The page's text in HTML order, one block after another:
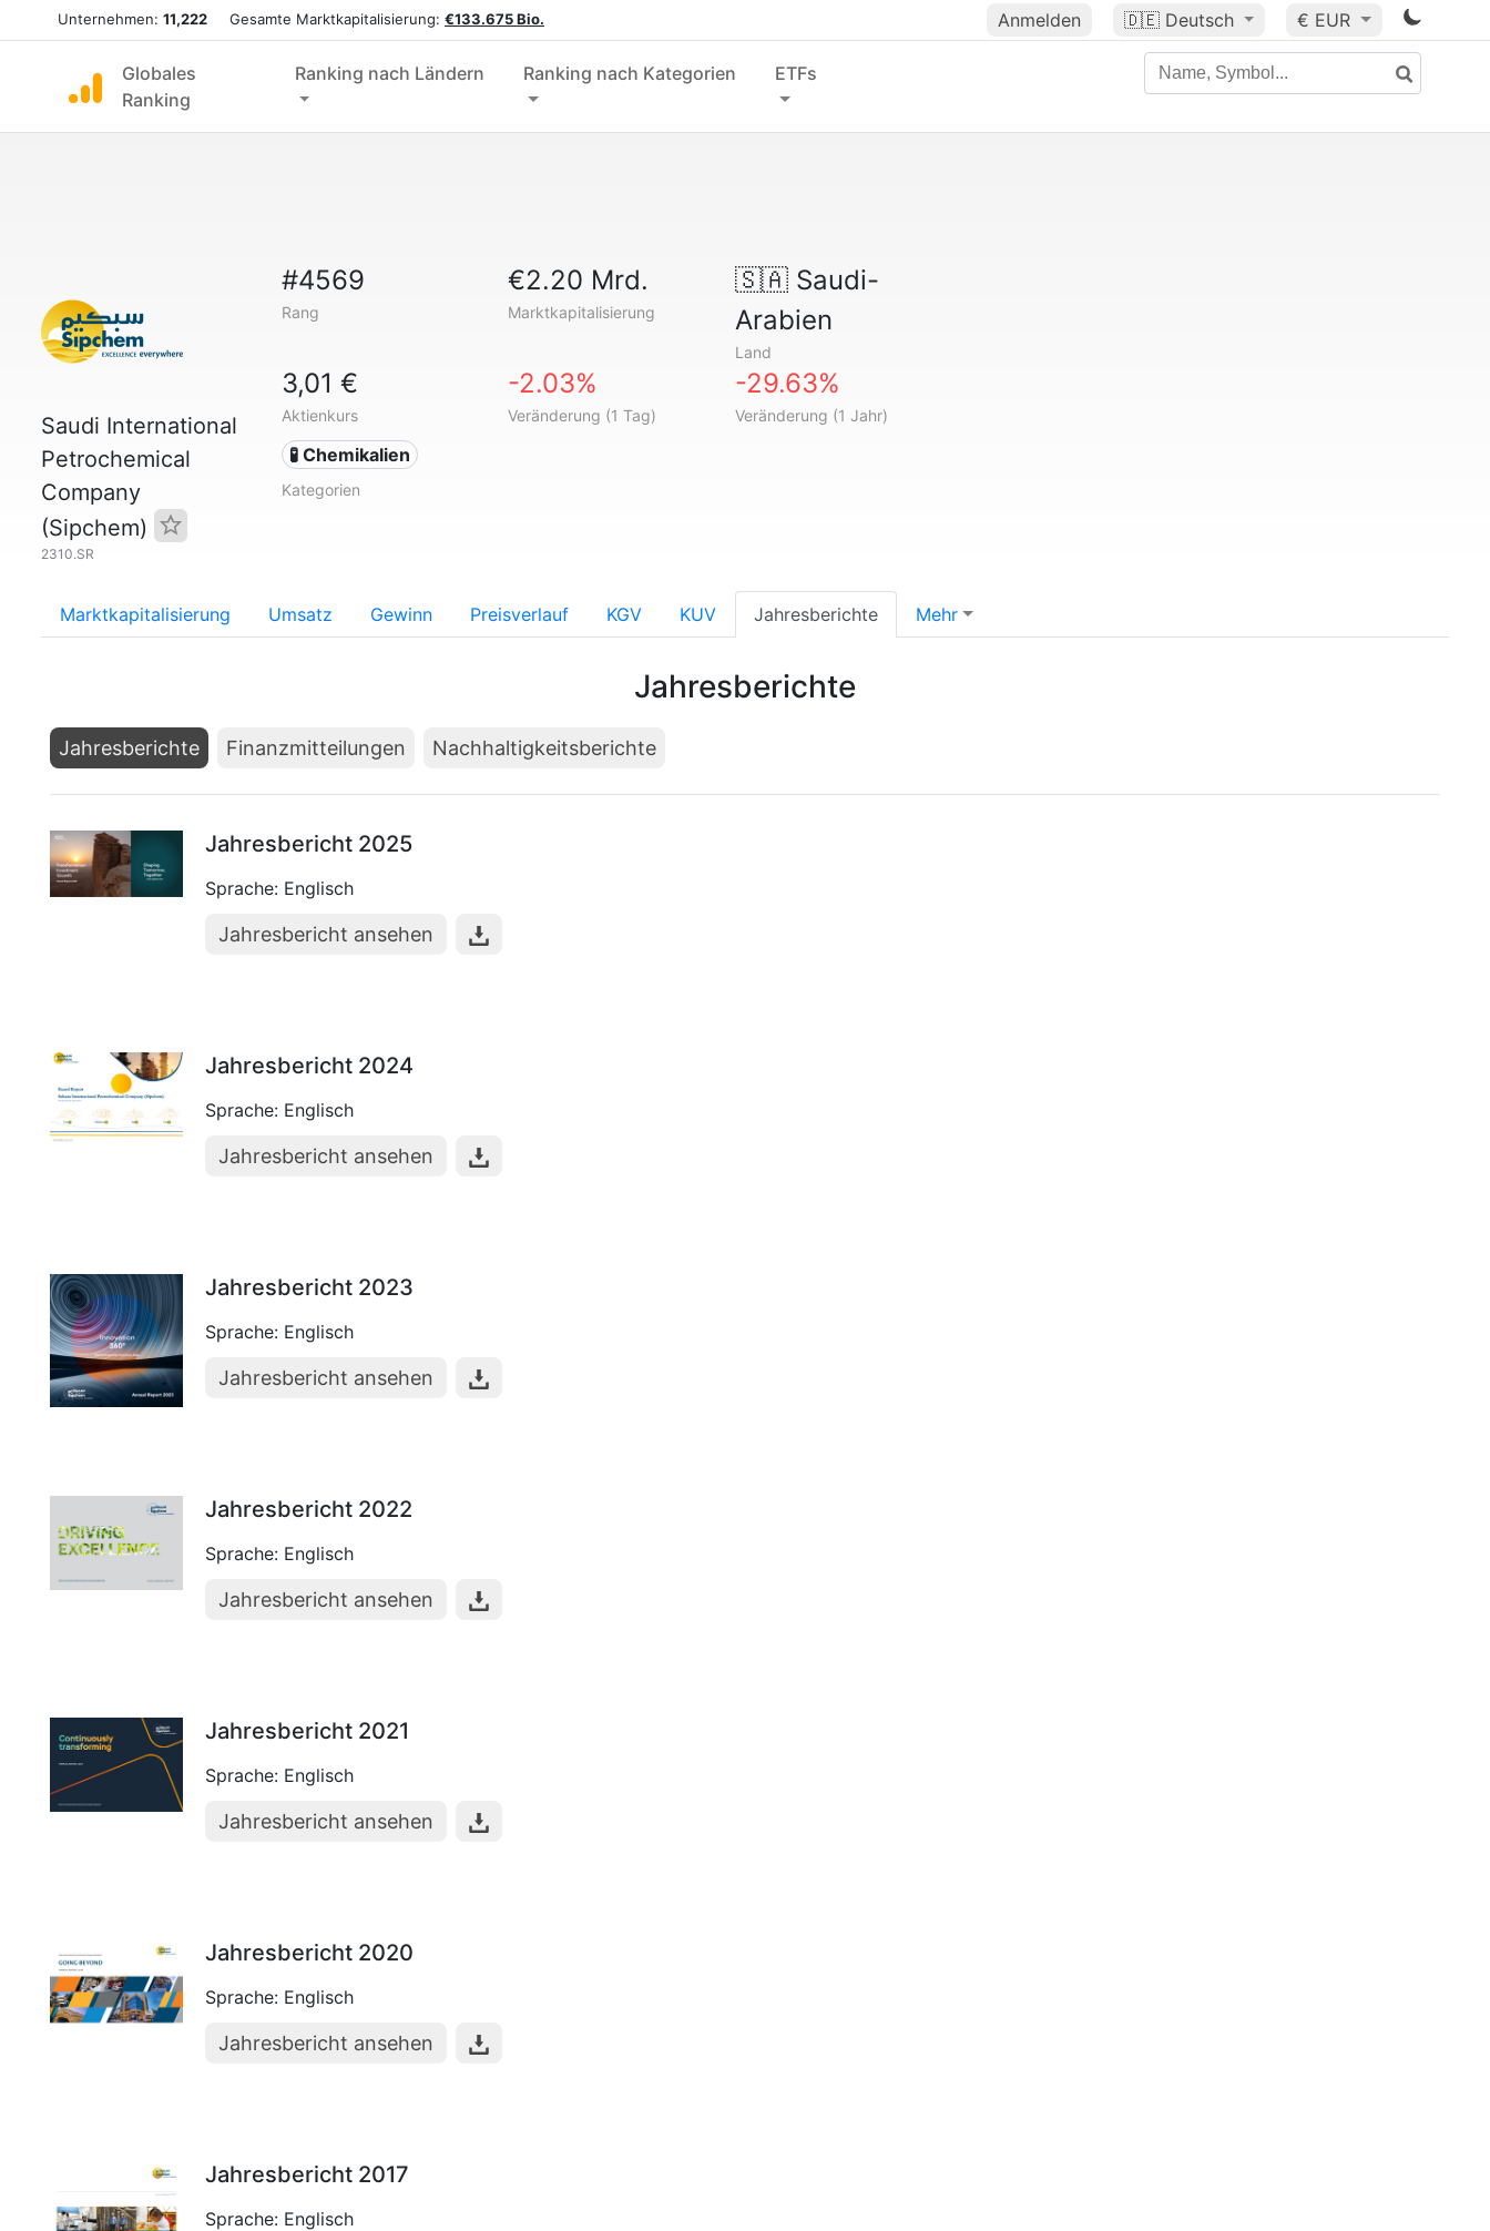
Unternehmen: 11,222 Gesamte Marktkapitalisierung: €133.675 Bio. Anmelden 🇩🇪 Deutsch € EUR
Globales
Ranking
Ranking nach Ländern Ranking nach Kategorien ETFs
Saudi International
Petrochemical
Company
(Sipchem)
2310.SR
#4569
Rang
€2.20 Mrd.
Marktkapitalisierung
🇸🇦Saudi-
Arabien
Land
3,01 €
Aktienkurs
-2.03%
Veränderung (1 Tag)
-29.63%
Veränderung (1 Jahr)
🧪 Chemikalien
Kategorien
Marktkapitalisierung Umsatz Gewinn Preisverlauf KGV KUV Jahresberichte Mehr
Jahresberichte
Jahresberichte Finanzmitteilungen Nachhaltigkeitsberichte
Jahresbericht 2025
Sprache: Englisch
Jahresbericht ansehen
Jahresbericht 2024
Sprache: Englisch
Jahresbericht ansehen
Jahresbericht 2023
Sprache: Englisch
Jahresbericht ansehen
Jahresbericht 2022
Sprache: Englisch
Jahresbericht ansehen
Jahresbericht 2021
Sprache: Englisch
Jahresbericht ansehen
Jahresbericht 2020
Sprache: Englisch
Jahresbericht ansehen
Jahresbericht 2017
Sprache: Englisch